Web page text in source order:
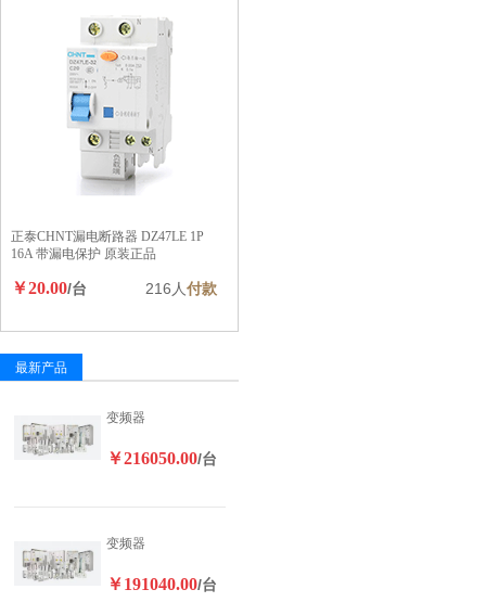
正泰CHNT漏电断路器 DZ47LE 1P
16A 带漏电保护 原装正品
￥20.00/台 216人付款
最新产品
变频器
￥216050.00/台
变频器
￥191040.00/台